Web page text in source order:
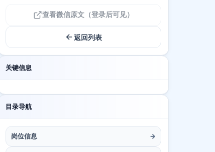
查看微信原文（登录后可见）
返回列表
关键信息
目录导航
岗位信息 →